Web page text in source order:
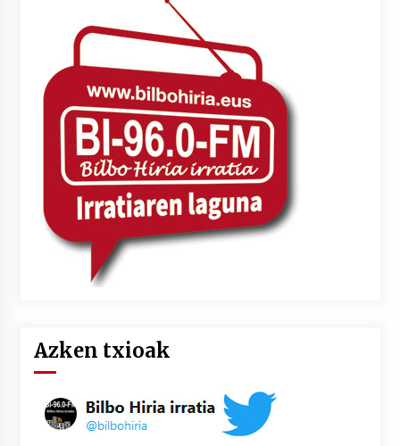
Uribitarte40 aretoan
2026/07/03
SOINUGELA: Paul McCartney eta Ringo Starr-en
lan berriak
2026/07/03
MUSIBLA #297: Bide, Boards Of Canada, Somak,
Tiga, Twisted Teens, Underscores, Habia
2026/07/02
Azken txioak